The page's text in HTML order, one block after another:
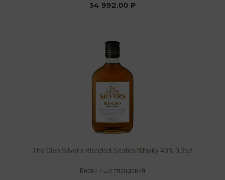
34 992.00 ₽
The Glen Silver's Blended Scotch Whisky 40% 0,35л
Виски / шотландский